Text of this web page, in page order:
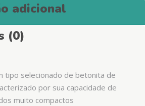
adicional
(0)
tipo selecionado de betonita de
por sua capacidade de
muito compactos